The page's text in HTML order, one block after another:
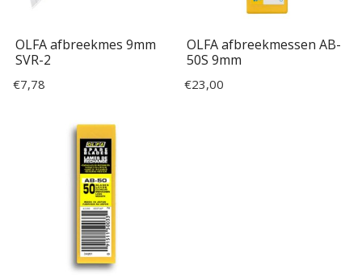
OLFA afbreekmes 9mm
SVR-2
€7,78
OLFA afbreekmessen AB-
50S 9mm
€23,00